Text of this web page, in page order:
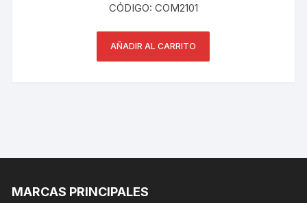
CÓDIGO: COM2101
AÑADIR AL CARRITO
MARCAS PRINCIPALES